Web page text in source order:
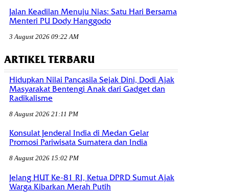
Jalan Keadilan Menuju Nias: Satu Hari Bersama
Menteri PU Dody Hanggodo
3 August 2026 09:22 AM
ARTIKEL TERBARU
Hidupkan Nilai Pancasila Sejak Dini, Dodi Ajak
Masyarakat Bentengi Anak dari Gadget dan
Radikalisme
8 August 2026 21:11 PM
Konsulat Jenderal India di Medan Gelar
Promosi Pariwisata Sumatera dan India
8 August 2026 15:02 PM
Jelang HUT Ke-81 RI, Ketua DPRD Sumut Ajak
Warga Kibarkan Merah Putih